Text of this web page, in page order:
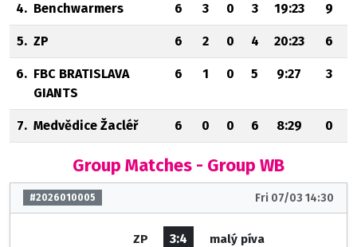
4. Benchwarmers 6 3 0 3 19:23 9
5. ZP 6 2 0 4 20:23 6
6. FBC BRATISLAVA
GIANTS
6 1 0 5 9:27 3
7. Medvědice Žacléř 6 0 0 6 8:29 0
Group Matches - Group WB
#2026010005 Fri 07/03 14:30
ZP 3:4 malý píva